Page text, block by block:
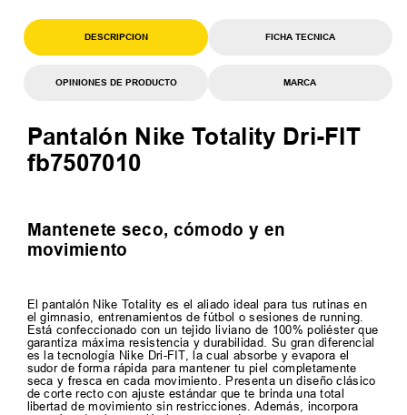
DESCRIPCION FICHA TECNICA
OPINIONES DE PRODUCTO MARCA
Pantalón Nike Totality Dri-FIT
fb7507010
Mantenete seco, cómodo y en
movimiento
El pantalón Nike Totality es el aliado ideal para tus rutinas en
el gimnasio, entrenamientos de fútbol o sesiones de running.
Está confeccionado con un tejido liviano de 100% poliéster que
garantiza máxima resistencia y durabilidad. Su gran diferencial
es la tecnología Nike Dri-FIT, la cual absorbe y evapora el
sudor de forma rápida para mantener tu piel completamente
seca y fresca en cada movimiento. Presenta un diseño clásico
de corte recto con ajuste estándar que te brinda una total
libertad de movimiento sin restricciones. Además, incorpora